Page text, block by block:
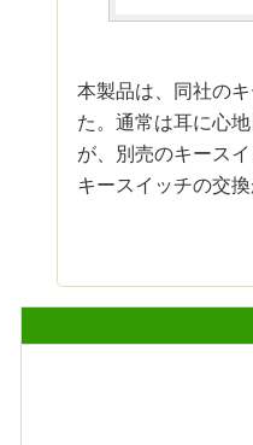
本製品は、同社の
た。通常は耳に心
が、別売のキース
キースイッチの交